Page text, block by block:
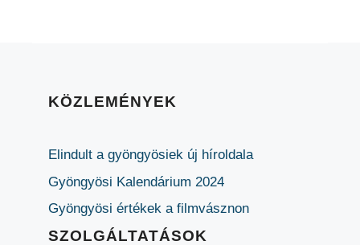
KÖZLEMÉNYEK
Elindult a gyöngyösiek új híroldala
Gyöngyösi Kalendárium 2024
Gyöngyösi értékek a filmvásznon
SZOLGÁLTATÁSOK